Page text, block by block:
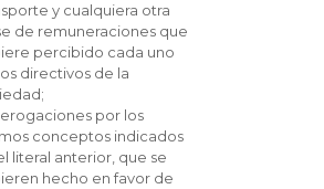
y cualquiera otra
de remuneraciones que
percibido cada uno
directivos de la
erogaciones por los
conceptos indicados
literal anterior, que se
hecho en favor de